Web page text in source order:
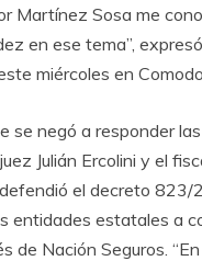
Martínez Sosa me
en ese tema”,
miércoles en
se negó a responder las
Julián Ercolini y el
el decreto 823/
entidades estatales a
de Nación Seguros.